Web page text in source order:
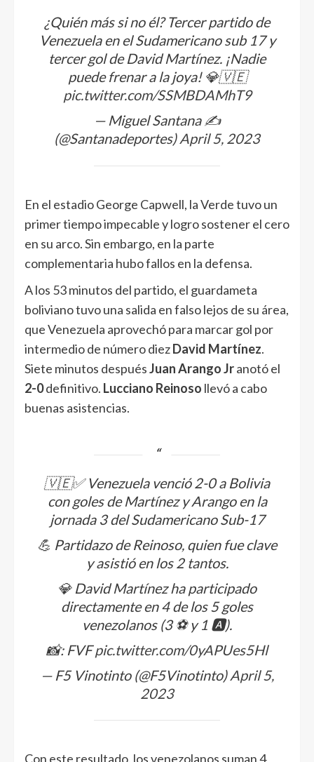
¿Quién más si no él? Tercer partido de
Venezuela en el Sudamericano sub 17 y
tercer gol de David Martínez. ¡Nadie
puede frenar a la joya! 💎🇻🇪
pic.twitter.com/SSMBDAMhT9
— Miguel Santana ✍️
(@Santanadeportes)April 5, 2023
En el estadio George Capwell, la Verde tuvo un
primer tiempo impecable y logro sostener el cero
en su arco. Sin embargo, en la parte
complementaria hubo fallos en la defensa.
A los 53 minutos del partido, el guardameta
boliviano tuvo una salida en falso lejos de su área,
que Venezuela aprovechó para marcar gol por
intermedio de número diezDavid Martínez.
Siete minutos despuésJuan Arango Jranotó el
2-0definitivo. Lucciano Reinoso llevó a cabo
buenas asistencias.
🇻🇪✅ Venezuela venció 2-0 a Bolivia
con goles de Martínez y Arango en la
jornada 3 del Sudamericano Sub-17
💪 Partidazo de Reinoso, quien fue clave
y asistió en los 2 tantos.
💎 David Martínez ha participado
directamente en 4 de los 5 goles
venezolanos (3 ⚽️ y 1 🅰️).
📸: FVFpic.twitter.com/0yAPUes5Hl
— F5 Vinotinto (@F5Vinotinto)April 5,
2023
Con este resultado, los venezolanos suman 4